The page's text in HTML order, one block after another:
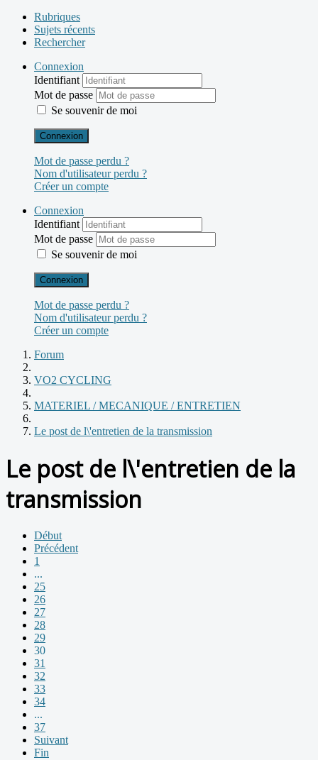
Rubriques
Sujets récents
Rechercher
Connexion
Identifiant
Mot de passe
Se souvenir de moi
Connexion
Mot de passe perdu ?
Nom d'utilisateur perdu ?
Créer un compte
Connexion
Identifiant
Mot de passe
Se souvenir de moi
Connexion
Mot de passe perdu ?
Nom d'utilisateur perdu ?
Créer un compte
Forum
VO2 CYCLING
MATERIEL / MECANIQUE / ENTRETIEN
Le post de l\'entretien de la transmission
Le post de l\'entretien de la
transmission
Début
Précédent
1
...
25
26
27
28
29
30
31
32
33
34
...
37
Suivant
Fin